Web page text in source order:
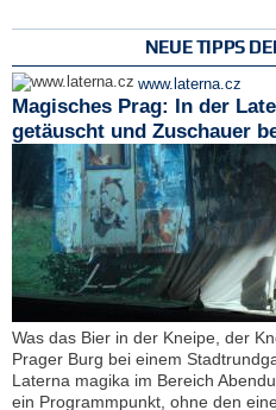
NEUE TIPPS
www.laterna.cz
Magisches Prag: In der
getäuscht und Zuschauer
Was das Bier in der Kneipe, der
Prager Burg bei einem
Laterna magika im Bereich
ein Programmpunkt, ohne den